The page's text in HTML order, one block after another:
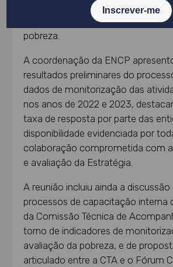
Rodrigues (FCH-Católica),
qualidade de peritos em matéria
pobreza.
A coordenação da ENCP
resultados preliminares do
dados de monitorização das
nos anos de 2022 e 2023,
taxa de resposta por parte das
disponibilidade evidenciada por
colaboração comprometida com
e avaliação da Estratégia.
A reunião incluiu ainda a
processos de capacitação interna
da Comissão Técnica de
torno de indicadores de
avaliação da pobreza, e de
articulado entre a CTA e o Fórum